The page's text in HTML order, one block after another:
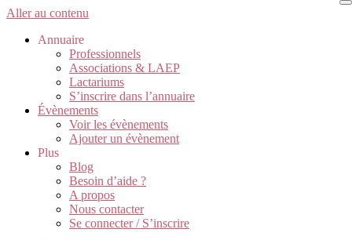
Aller au contenu
Annuaire
Professionnels
Associations & LAEP
Lactariums
S’inscrire dans l’annuaire
Évènements
Voir les évènements
Ajouter un évènement
Plus
Blog
Besoin d’aide ?
A propos
Nous contacter
Se connecter / S’inscrire